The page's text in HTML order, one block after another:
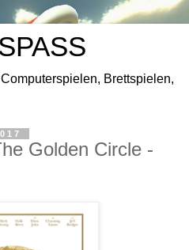
Brettspielen,
Golden Circle -